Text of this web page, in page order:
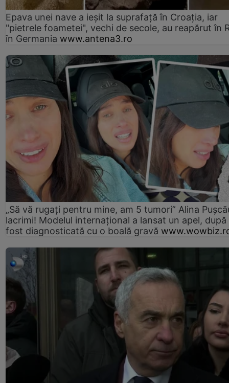
Epava unei nave a ieșit la suprafață în Croația, iar
"pietrele foametei", vechi de secole, au reapărut în
în Germania www.antena3.ro
„Să vă rugați pentru mine, am 5 tumori” Alina
lacrimi! Modelul internațional a lansat un apel, după
fost diagnosticată cu o boală gravă